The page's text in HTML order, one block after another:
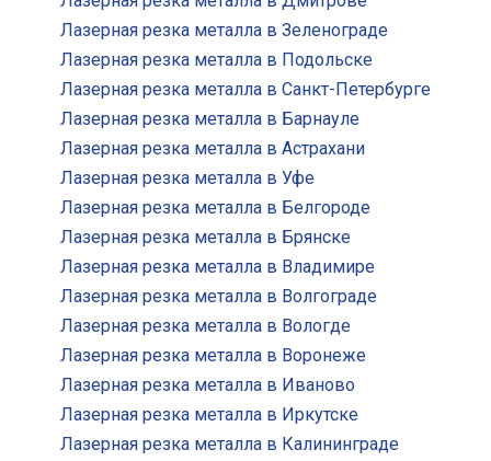
Лазерная резка металла в Зеленограде
Лазерная резка металла в Подольске
Лазерная резка металла в Санкт-Петербурге
Лазерная резка металла в Барнауле
Лазерная резка металла в Астрахани
Лазерная резка металла в Уфе
Лазерная резка металла в Белгороде
Лазерная резка металла в Брянске
Лазерная резка металла в Владимире
Лазерная резка металла в Волгограде
Лазерная резка металла в Вологде
Лазерная резка металла в Воронеже
Лазерная резка металла в Иваново
Лазерная резка металла в Иркутске
Лазерная резка металла в Калининграде